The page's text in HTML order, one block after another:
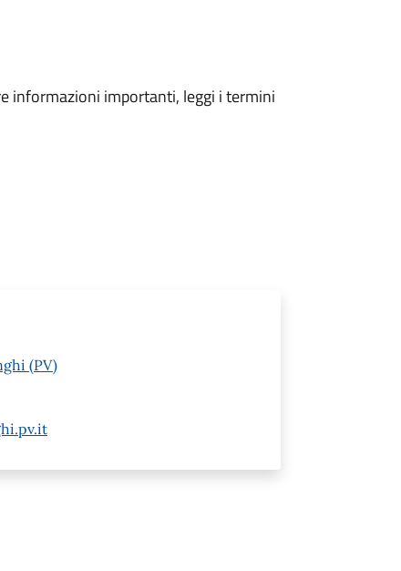
informazioni importanti, leggi i termini
(PV)